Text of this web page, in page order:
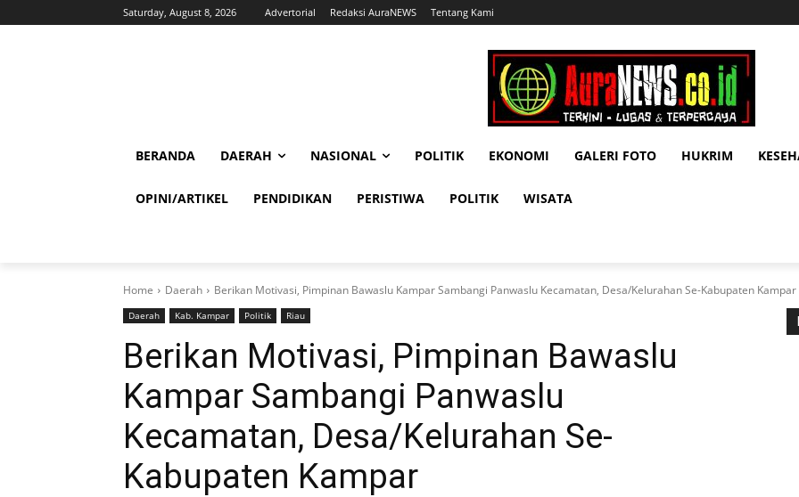
Saturday, August 8, 2026 Advertorial Redaksi AuraNEWS Tentang Kami
BERANDA DAERAH NASIONAL POLITIK EKONOMI GALERI FOTO HUKRIM
OPINI/ARTIKEL PENDIDIKAN PERISTIWA POLITIK WISATA
Home Daerah Berikan Motivasi, Pimpinan Bawaslu Kampar Sambangi Panwaslu Kecamatan, Desa/Kelurahan Se-Kabupaten Kampar
Daerah Kab. Kampar Politik Riau
Berikan Motivasi, Pimpinan Bawaslu
Kampar Sambangi Panwaslu
Kecamatan, Desa/Kelurahan Se-
Kabupaten Kampar